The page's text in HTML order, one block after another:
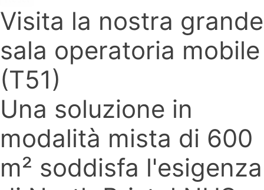
Visita la nostra grande
sala operatoria mobile
(T51)
Una soluzione in
modalità mista di 600
m² soddisfa l'esigenza